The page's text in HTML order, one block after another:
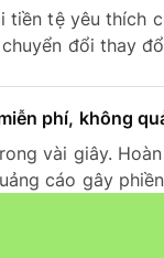
tiền tệ yêu thích
đổi thay
phí, không
vài giây.
cáo gây